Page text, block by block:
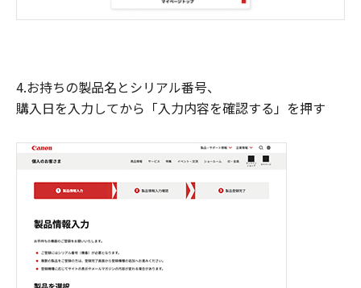
4.お持ちの製品名とシリアル番号、
購入日を入力してから「入力内容を確認する」を押す